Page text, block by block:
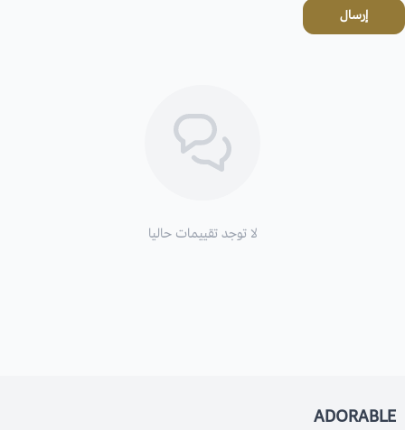
إرسال
لا توجد تقييمات حاليا
ADORABLE